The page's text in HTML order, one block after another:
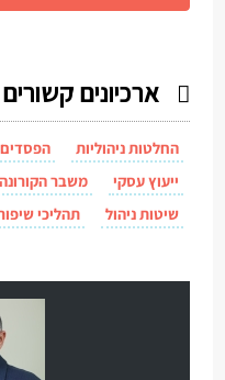
ארכיונים
החלטות ניהוליות הפסדים
ייעוץ עסקי
משבר הקורונה
שיטות ניהול
תהליכי